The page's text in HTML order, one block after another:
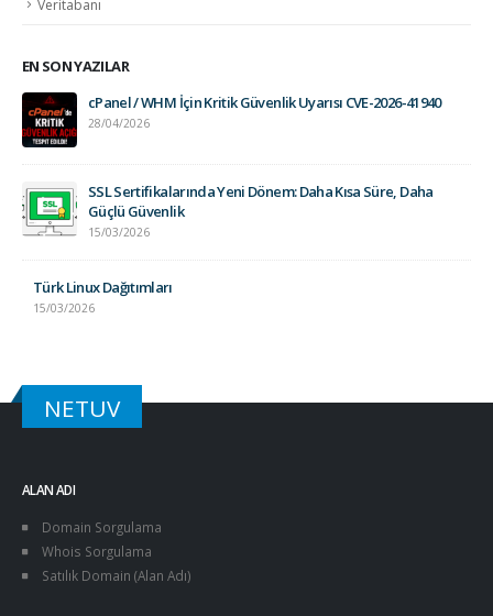
Veritabanı
EN SON YAZILAR
cPanel / WHM İçin Kritik Güvenlik Uyarısı CVE-2026-41940
28/04/2026
SSL Sertifikalarında Yeni Dönem: Daha Kısa Süre, Daha
Güçlü Güvenlik
15/03/2026
Türk Linux Dağıtımları
15/03/2026
NETUV
ALAN ADI
Domain Sorgulama
Whois Sorgulama
Satılık Domain (Alan Adı)